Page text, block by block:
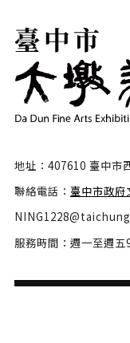
地址：407610 臺中市
聯絡電話： 臺中市政府
服務時間：週一至週